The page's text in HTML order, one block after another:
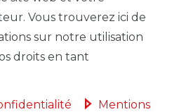
Vous trouverez ici de
sur notre utilisation
droits en tant
Mentions